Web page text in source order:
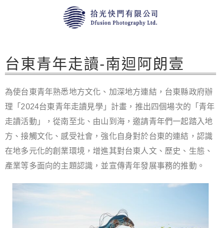
台東青年走讀-南迴阿朗壹
為使台東青年熟悉地方文化、加深地方連結，台東縣政府辦
理「2024台東青年走讀見學」計畫，推出四個場次的「青年
走讀活動」，從南至北、由山到海，邀請青年們一起踏入地
方、接觸文化、感受社會，強化自身對於台東的連結，認識
在地多元化的創業環境，增進其對台東人文、歷史、生態、
產業等多面向的主題認識，並宣傳青年發展事務的推動。